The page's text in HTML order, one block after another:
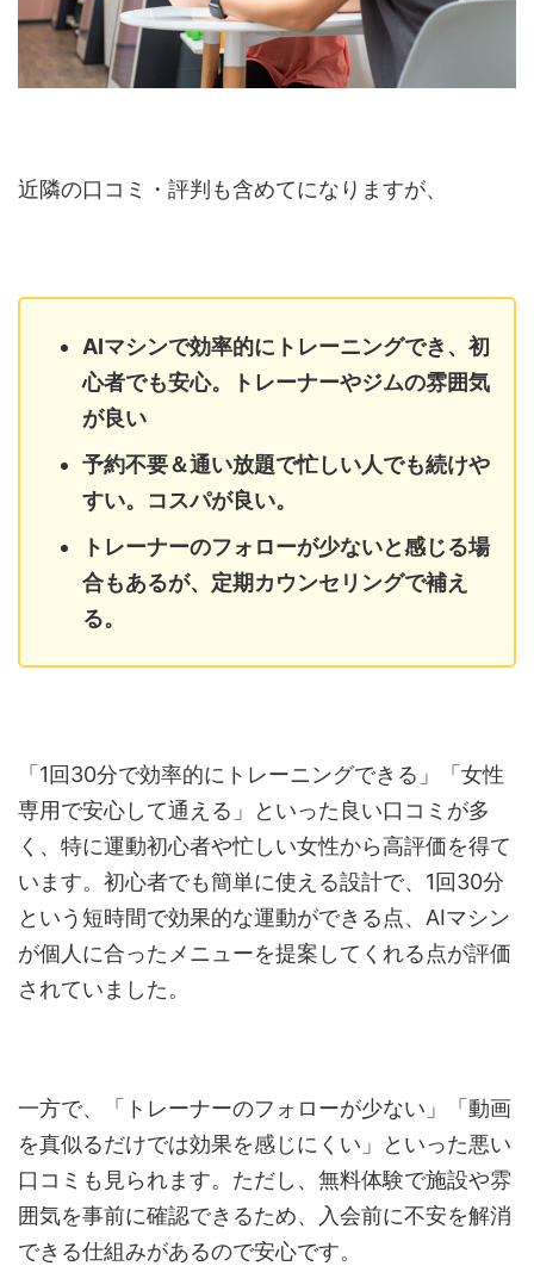
近隣の口コミ・評判も含めてになりますが、
AIマシンで効率的にトレーニングでき、初
心者でも安心。トレーナーやジムの雰囲気
が良い
予約不要＆通い放題で忙しい人でも続けや
すい。コスパが良い。
トレーナーのフォローが少ないと感じる場
合もあるが、定期カウンセリングで補え
る。
「1回30分で効率的にトレーニングできる」「女性
専用で安心して通える」といった良い口コミが多
く、特に運動初心者や忙しい女性から高評価を得て
います。初心者でも簡単に使える設計で、1回30分
という短時間で効果的な運動ができる点、AIマシン
が個人に合ったメニューを提案してくれる点が評価
されていました。
一方で、「トレーナーのフォローが少ない」「動画
を真似るだけでは効果を感じにくい」といった悪い
口コミも見られます。ただし、無料体験で施設や雰
囲気を事前に確認できるため、入会前に不安を解消
できる仕組みがあるので安心です。